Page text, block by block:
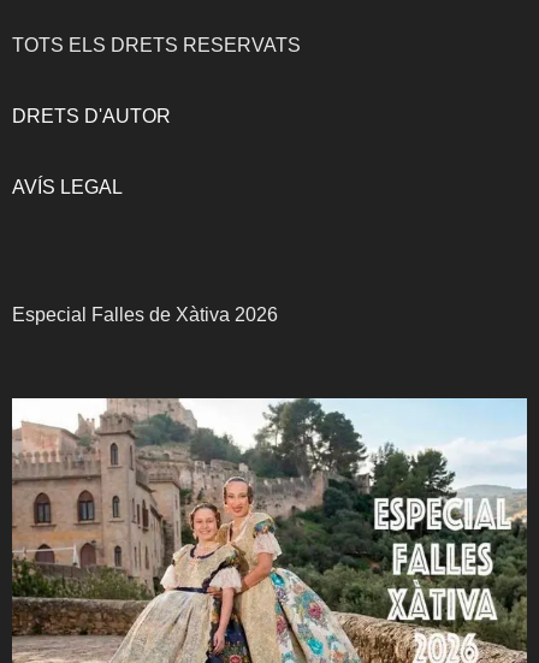
TOTS ELS DRETS RESERVATS
DRETS D'AUTOR
AVÍS LEGAL
Especial Falles de Xàtiva 2026